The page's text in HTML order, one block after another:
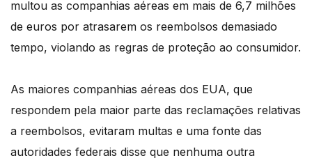
multou as companhias aéreas em mais de 6,7 milhões
de euros por atrasarem os reembolsos demasiado
tempo, violando as regras de proteção ao consumidor.
As maiores companhias aéreas dos EUA, que
respondem pela maior parte das reclamações relativas
a reembolsos, evitaram multas e uma fonte das
autoridades federais disse que nenhuma outra